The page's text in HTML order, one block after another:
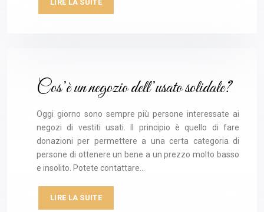
LIRE LA SUITE
Cos’è un negozio dell’usato solidale?
Oggi giorno sono sempre più persone interessate ai
negozi di vestiti usati. Il principio è quello di fare
donazioni per permettere a una certa categoria di
persone di ottenere un bene a un prezzo molto basso
e insolito. Potete contattare…
LIRE LA SUITE